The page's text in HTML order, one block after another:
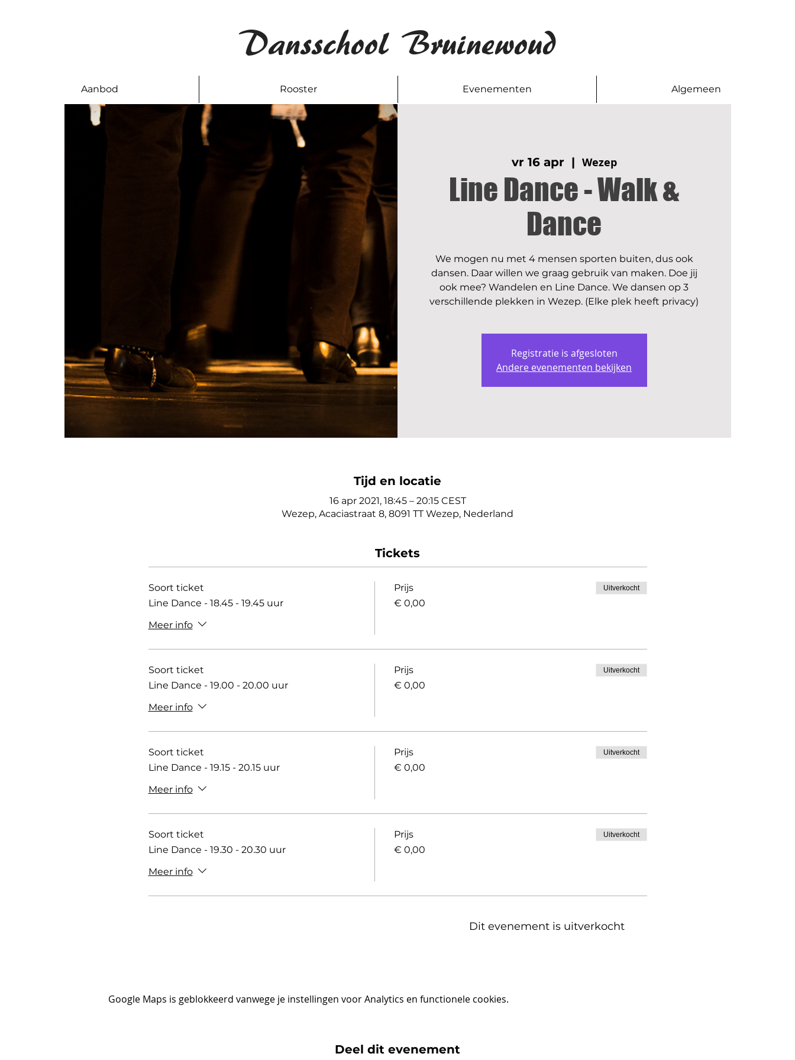
Dansschool Bruinewoud
Aanbod Rooster Evenementen Algemeen
vr 16 apr
  |
Wezep
Line Dance - Walk &
Dance
We mogen nu met 4 mensen sporten buiten, dus ook
dansen. Daar willen we graag gebruik van maken. Doe jij
ook mee? Wandelen en Line Dance. We dansen op 3
verschillende plekken in Wezep. (Elke plek heeft privacy)
Registratie is afgesloten
Andere evenementen bekijken
Tijd en locatie
16 apr 2021, 18:45 – 20:15 CEST
Wezep, Acaciastraat 8, 8091 TT Wezep, Nederland
Tickets
Soort ticket
Line Dance - 18.45 - 19.45 uur
Meer info
Prijs
€ 0,00
Uitverkocht
Soort ticket
Line Dance - 19.00 - 20.00 uur
Meer info
Prijs
€ 0,00
Uitverkocht
Soort ticket
Line Dance - 19.15 - 20.15 uur
Meer info
Prijs
€ 0,00
Uitverkocht
Soort ticket
Line Dance - 19.30 - 20.30 uur
Meer info
Prijs
€ 0,00
Uitverkocht
Dit evenement is uitverkocht
Google Maps is geblokkeerd vanwege je instellingen voor Analytics en functionele cookies.
Deel dit evenement